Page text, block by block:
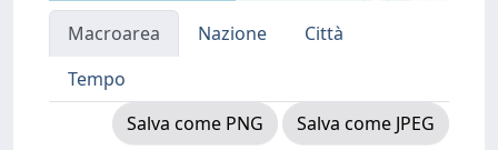
Macroarea Nazione
Città
Tempo
Salva come PNG
Salva come JPEG